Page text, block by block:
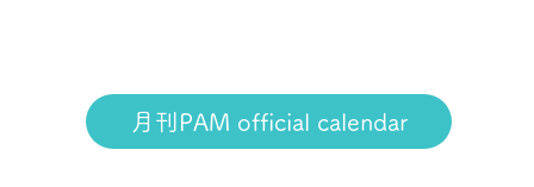
月刊PAM official calendar